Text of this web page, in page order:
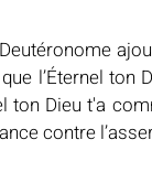
l’Éternel
ton Dieu t'a
contre